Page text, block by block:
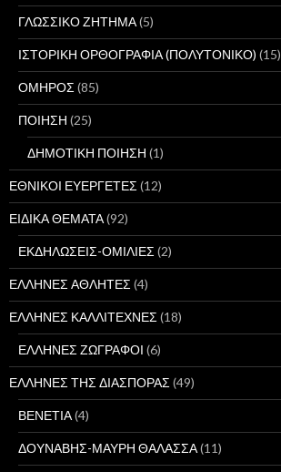
ΓΛΩΣΣΙΚΟ ΖΗΤΗΜΑ(5)
ΙΣΤΟΡΙΚΗ ΟΡΘΟΓΡΑΦΙΑ (ΠΟΛΥΤΟΝΙΚΟ) (15)
ΟΜΗΡΟΣ (85)
ΠΟΙΗΣΗ (25)
ΔΗΜΟΤΙΚΗ ΠΟΙΗΣΗ (1)
ΕΘΝΙΚΟΙ ΕΥΕΡΓΕΤΕΣ (12)
ΕΙΔΙΚΑ ΘΕΜΑΤΑ(92)
ΕΚΔΗΛΩΣΕΙΣ-ΟΜΙΛΙΕΣ (2)
ΕΛΛΗΝΕΣ ΑΘΛΗΤΕΣ (4)
ΕΛΛΗΝΕΣ ΚΑΛΛΙΤΕΧΝΕΣ (18)
ΕΛΛΗΝΕΣ ΖΩΓΡΑΦΟΙ (6)
ΕΛΛΗΝΕΣ ΤΗΣ ΔΙΑΣΠΟΡΑΣ (49)
ΒΕΝΕΤΙΑ(4)
ΔΟΥΝΑΒΗΣ-ΜΑΥΡΗ ΘΑΛΑΣΣΑ(11)